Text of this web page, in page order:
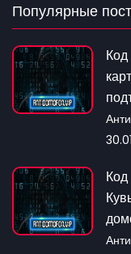
Популярные